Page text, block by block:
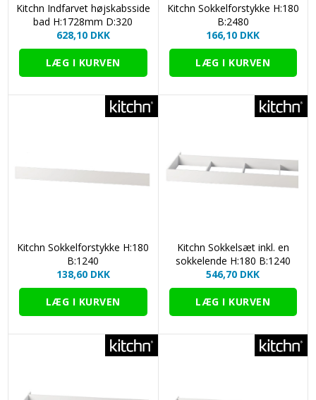
Kitchn Indfarvet højskabsside
bad H:1728mm D:320
628,10 DKK
Kitchn Sokkelforstykke H:180
B:2480
166,10 DKK
Kitchn Sokkelforstykke H:180
B:1240
138,60 DKK
Kitchn Sokkelsæt inkl. en
sokkelende H:180 B:1240
546,70 DKK